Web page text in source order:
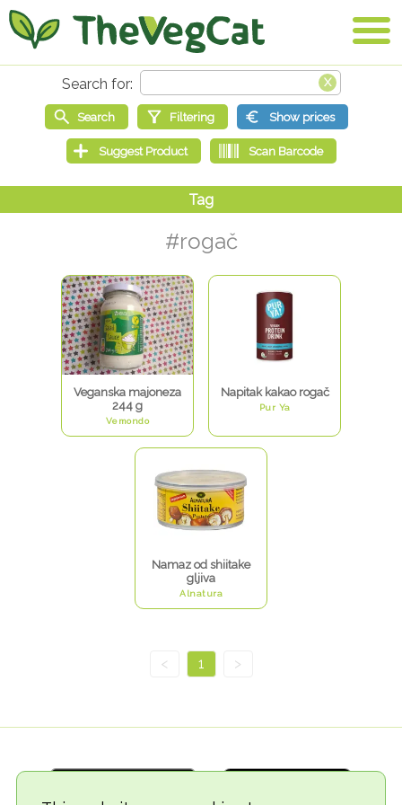
#rogač
Veganska majoneza
244 g
Vemondo
Napitak kakao rogač
Pur Ya
Namaz od shiitake
gljiva
Alnatura
< 1 >